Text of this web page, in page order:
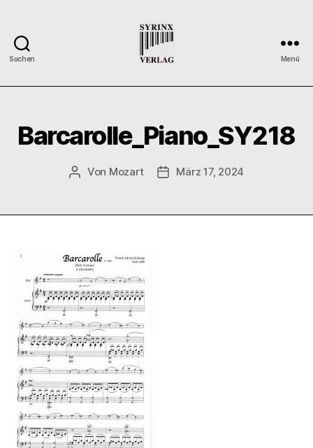
Suchen
Verlag
Verlag
der
Flötisten
Menü
Barcarolle_Piano_SY218
Beitragsautor
Von Mozart Veröffentlichungsdatum
März 17, 2024